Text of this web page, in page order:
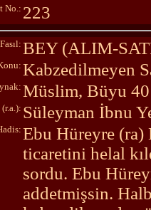
No.: 223
Fasıl: BEY (ALIM-
Kabzedilmeyen
Müslim, Büyu
Süleyman İbnu
Ebu Hüreyre
ticaretini helal
sordu. Ebu
addetmişsin.